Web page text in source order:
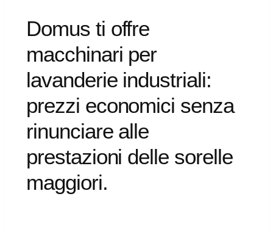
Domus ti offre
macchinari per
lavanderie industriali:
prezzi economici senza
rinunciare alle
prestazioni delle sorelle
maggiori.